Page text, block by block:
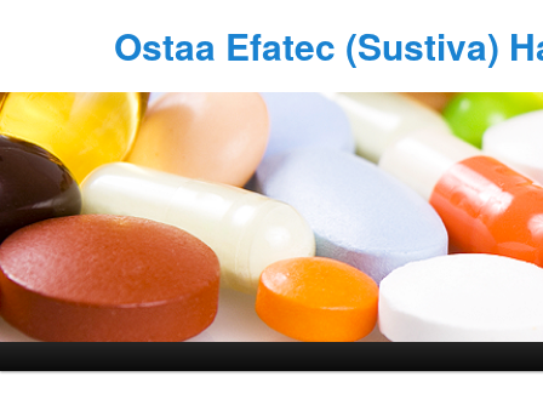
Ostaa Efatec (Sustiva)